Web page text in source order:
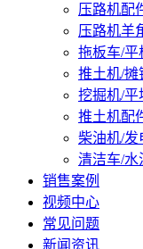
压路机配
压路机羊
拖板车/平
推土机/摊
挖掘机/平
推土机配
柴油机/发
清洁车/水
销售案例
视频中心
常见问题
新闻资讯